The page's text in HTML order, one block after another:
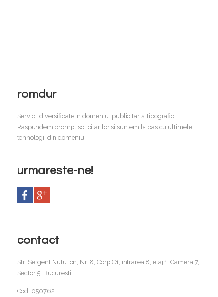
romdur
Servicii diversificate in domeniul publicitar si tipografic.
Raspundem prompt solicitarilor si suntem la pas cu ultimele
tehnologii din domeniu.
urmareste-ne!
contact
Str. Sergent Nutu Ion, Nr. 8, Corp C1, intrarea 8, etaj 1, Camera 7,
Sector 5, Bucuresti
Cod: 050762